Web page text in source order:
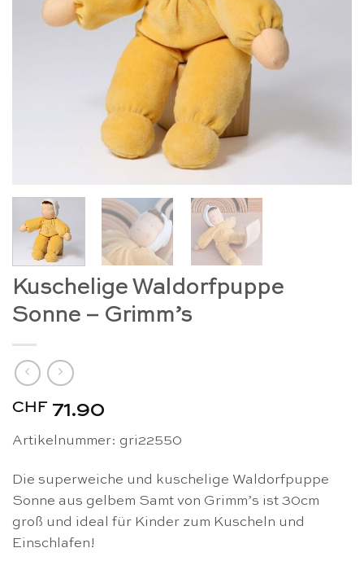
Kuschelige Waldorfpuppe
Sonne – Grimm’s
CHF 71.90
Artikelnummer: gri22550
Die superweiche und kuschelige Waldorfpuppe
Sonne aus gelbem Samt von Grimm’s ist 30cm
groß und ideal für Kinder zum Kuscheln und
Einschlafen!